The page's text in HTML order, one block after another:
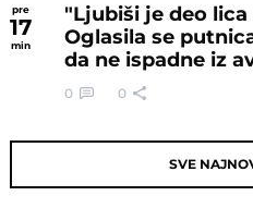
pre
17
min
"Ljubiši je deo
Oglasila se
da ne ispadne iz
0 0
SVE